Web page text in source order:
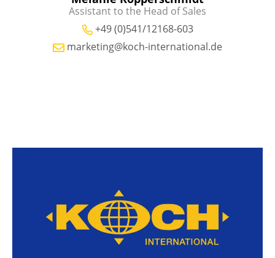
Assistant to the Head of Sales
+49 (0)541/12168-603
marketing@koch-international.de